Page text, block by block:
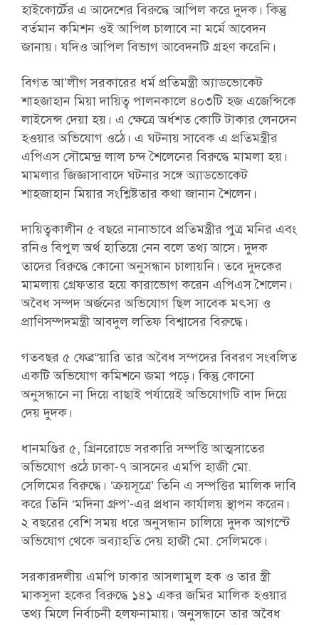
হাইকোর্টের এ আদেশের বিরুদ্ধে আপিল করে দুদক। কিন্তু
বর্তমান কমিশন ওই আপিল চালাবে না মর্মে আবেদন
জানায়। যদিও আপিল বিভাগ আবেদনটি গ্রহণ করেনি।
বিগত আ’লীগ সরকারের ধর্ম প্রতিমন্ত্রী অ্যাডভোকেট
শাহজাহান মিয়া দায়িত্ব পালনকালে ৪০৩টি হজ এজেন্সিকে
লাইসেন্স দেয়া হয়। এ ক্ষেত্রে অর্ধশত কোটি টাকার লেনদেন
হওয়ার অভিযোগ ওঠে। এ ঘটনায় সাবেক এ প্রতিমন্ত্রীর
এপিএস সৌমেন্দ্র লাল চন্দ শৈলেনের বিরুদ্ধে মামলা হয়।
মামলার জিজ্ঞাসাবাদে ঘটনার সঙ্গে অ্যাডভোকেট
শাহজাহান মিয়ার সংশ্লিষ্টতার কথা জানান শৈলেন।
দায়িত্বকালীন ৫ বছরে নানাভাবে প্রতিমন্ত্রীর পুত্র মনির এবং
রনিও বিপুল অর্থ হাতিয়ে নেন বলে তথ্য আসে। দুদক
তাদের বিরুদ্ধে কোনো অনুসন্ধান চালায়নি। তবে দুদকের
মামলায় গ্রেফতার হয়ে কারাভোগ করেন এপিএস শৈলেন।
অবৈধ সম্পদ অর্জনের অভিযোগ ছিল সাবেক মৎস্য ও
প্রাণিসম্পদমন্ত্রী আবদুল লতিফ বিশ্বাসের বিরুদ্ধে।
গতবছর ৫ ফেব্র“য়ারি তার অবৈধ সম্পদের বিবরণ সংবলিত
একটি অভিযোগ কমিশনে জমা পড়ে। কিন্তু কোনো
অনুসন্ধানে না দিয়ে বাছাই পর্যায়েই অভিযোগটি বাদ দিয়ে
দেয় দুদক।
ধানমণ্ডির ৫, গ্রিনরোডে সরকারি সম্পত্তি আত্মসাতের
অভিযোগ ওঠে ঢাকা-৭ আসনের এমপি হাজী মো.
সেলিমের বিরুদ্ধে। ‘ক্রয়সূত্রে’ তিনি এ সম্পত্তির মালিক দাবি
করে তিনি ‘মদিনা গ্রুপ’-এর প্রধান কার্যালয় স্থাপন করেন।
২ বছরের বেশি সময় ধরে অনুসন্ধান চালিয়ে দুদক আগস্টে
অভিযোগ থেকে অব্যাহতি দেয় হাজী মো. সেলিমকে।
সরকারদলীয় এমপি ঢাকার আসলামুল হক ও তার স্ত্রী
মাকসুদা হকের বিরুদ্ধে ১৪১ একর জমির মালিক হওয়ার
তথ্য মিলে নির্বাচনী হলফনামায়। অনুসন্ধানে তার অবৈধ